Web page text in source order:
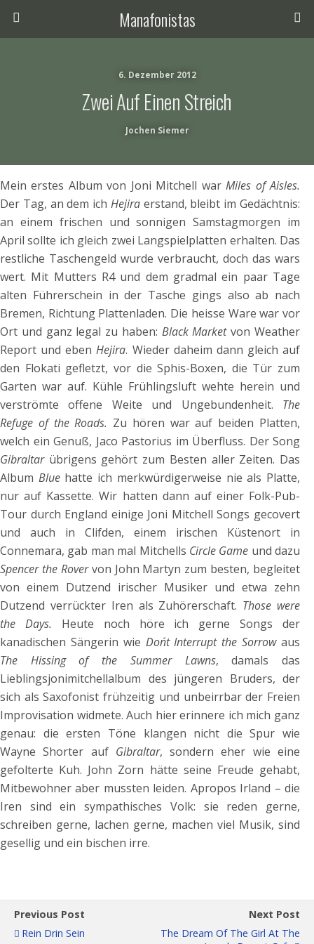
Manafonistas
6. Dezember 2012
Zwei Auf Einen Streich
Jochen Siemer
Mein erstes Album von Joni Mitchell warMiles of Aisles.
Der Tag, an dem ich Hejiraerstand, bleibt im Gedächtnis:
an einem frischen und sonnigen Samstagmorgen im
April sollte ich gleich zwei Langspielplatten erhalten. Das
restliche Taschengeld wurde verbraucht, doch das wars
wert. Mit Mutters R4 und dem gradmal ein paar Tage
alten Führerschein in der Tasche gings also ab nach
Bremen, Richtung Plattenladen. Die heisse Ware war vor
Ort und ganz legal zu haben: Black Marketvon Weather
Report und ebenHejira. Wieder daheim dann gleich auf
den Flokati gefletzt, vor die Sphis-Boxen, die Tür zum
Garten war auf. Kühle Frühlingsluft wehte herein und
verströmte offene Weite und Ungebundenheit. The
Refuge of the Roads. Zu hören war auf beiden Platten,
welch ein Genuß, Jaco Pastorius im Überfluss. Der Song
Gibraltarübrigens gehört zum Besten aller Zeiten. Das
Album Bluehatte ich merkwürdigerweise nie als Platte,
nur auf Kassette. Wir hatten dann auf einer Folk-Pub-
Tour durch England einige Joni Mitchell Songs gecovert
und auch in Clifden, einem irischen Küstenort in
Connemara, gab man mal Mitchells Circle Game und dazu
Spencer the Rovervon John Martyn zum besten, begleitet
von einem Dutzend irischer Musiker und etwa zehn
Dutzend verrückter Iren als Zuhörerschaft. Those were
the Days. Heute noch höre ich gerne Songs der
kanadischen Sängerin wie Don´t Interrupt the Sorrowaus
The Hissing of the Summer Lawns, damals das
Lieblingsjonimitchellalbum des jüngeren Bruders, der
sich als Saxofonist frühzeitig und unbeirrbar der Freien
Improvisation widmete. Auch hier erinnere ich mich ganz
genau: die ersten Töne klangen nicht die Spur wie
Wayne Shorter auf Gibraltar, sondern eher wie eine
gefolterte Kuh. John Zorn hätte seine Freude gehabt,
Mitbewohner aber mussten leiden. Apropos Irland – die
Iren sind ein sympathisches Volk: sie reden gerne,
schreiben gerne, lachen gerne, machen viel Musik, sind
gesellig und ein bischen irre.
Previous Post
Rein Drin Sein
Next Post
The Dream Of The Girl At The